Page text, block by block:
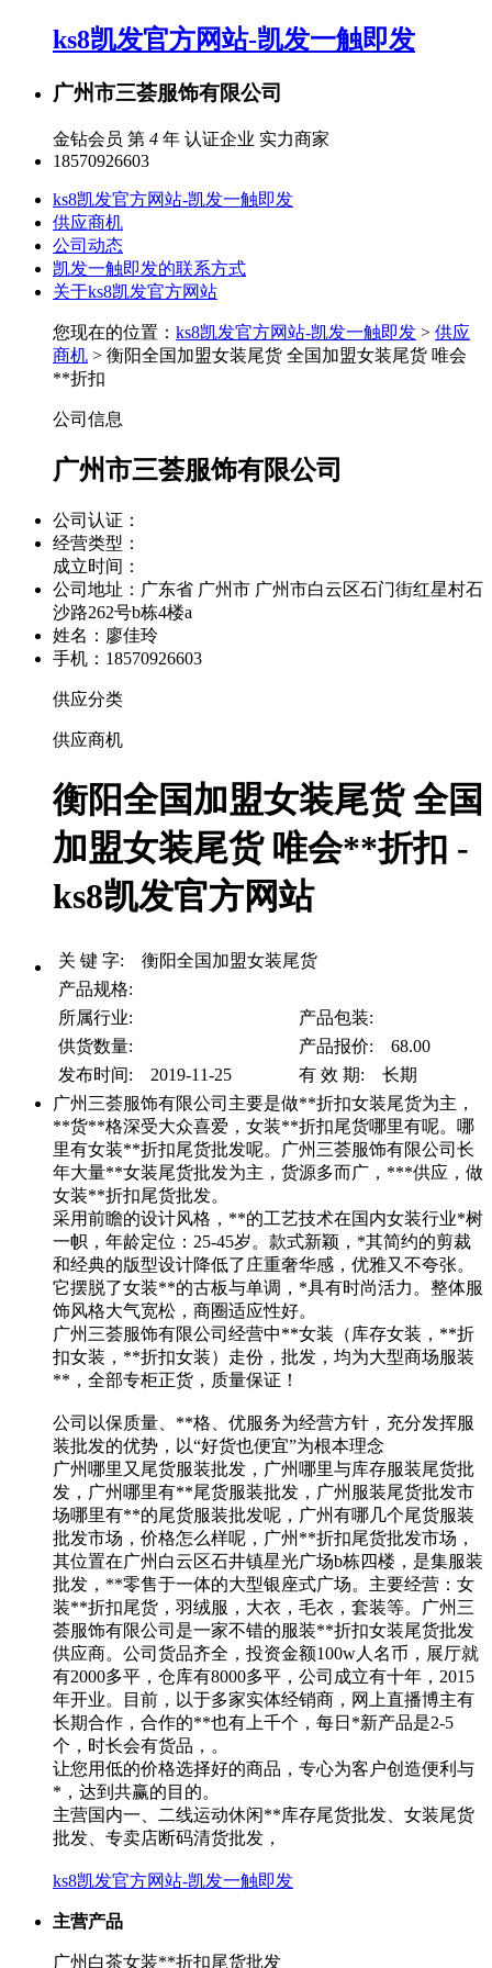
ks8凯发官方网站-凯发一触即发
广州市三荟服饰有限公司
金钻会员 第 4 年 认证企业 实力商家
18570926603
ks8凯发官方网站-凯发一触即发
供应商机
公司动态
凯发一触即发的联系方式
关于ks8凯发官方网站
您现在的位置： ks8凯发官方网站-凯发一触即发 > 供应
商机 > 衡阳全国加盟女装尾货 全国加盟女装尾货 唯会
**折扣
公司信息
广州市三荟服饰有限公司
公司认证：
经营类型：
成立时间：
公司地址： 广东省 广州市 广州市白云区石门街红星村石
沙路262号b栋4楼a
姓名：廖佳玲
手机：18570926603
供应分类
供应商机
衡阳全国加盟女装尾货 全国
加盟女装尾货 唯会**折扣 -
ks8凯发官方网站
关 键 字: 衡阳全国加盟女装尾货
产品规格:
所属行业:
产品包装:
供货数量:
产品报价: 68.00
发布时间: 2019-11-25
有 效 期: 长期
广州三荟服饰有限公司主要是做**折扣女装尾货为主，
**货**格深受大众喜爱，女装**折扣尾货哪里有呢。哪
里有女装**折扣尾货批发呢。广州三荟服饰有限公司长
年大量**女装尾货批发为主，货源多而广，***供应，做
女装**折扣尾货批发。
采用前瞻的设计风格，**的工艺技术在国内女装行业*树
一帜，年龄定位：25-45岁。款式新颖，*其简约的剪裁
和经典的版型设计降低了庄重奢华感，优雅又不夸张。
它摆脱了女装**的古板与单调，*具有时尚活力。整体服
饰风格大气宽松，商圈适应性好。
广州三荟服饰有限公司经营中**女装（库存女装，**折
扣女装，**折扣女装）走份，批发，均为大型商场服装
**，全部专柜正货，质量保证！
公司以保质量、**格、优服务为经营方针，充分发挥服
装批发的优势，以“好货也便宜”为根本理念
广州哪里又尾货服装批发，广州哪里与库存服装尾货批
发，广州哪里有**尾货服装批发，广州服装尾货批发市
场哪里有**的尾货服装批发呢，广州有哪几个尾货服装
批发市场，价格怎么样呢，广州**折扣尾货批发市场，
其位置在广州白云区石井镇星光广场b栋四楼，是集服装
批发，**零售于一体的大型银座式广场。主要经营：女
装**折扣尾货，羽绒服，大衣，毛衣，套装等。广州三
荟服饰有限公司是一家不错的服装**折扣女装尾货批发
供应商。公司货品齐全，投资金额100w人名币，展厅就
有2000多平，仓库有8000多平，公司成立有十年，2015
年开业。目前，以于多家实体经销商，网上直播博主有
长期合作，合作的**也有上千个，每日*新产品是2-5
个，时长会有货品，。
让您用低的价格选择好的商品，专心为客户创造便利与
*，达到共赢的目的。
主营国内一、二线运动休闲**库存尾货批发、女装尾货
批发、专卖店断码清货批发，
ks8凯发官方网站-凯发一触即发
主营产品
广州白茶女装**折扣尾货批发